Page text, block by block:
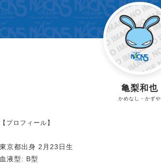
亀梨和也
かめなし・かずや
【プロフィール】
東京都出身 2月23日生
血液型: B型